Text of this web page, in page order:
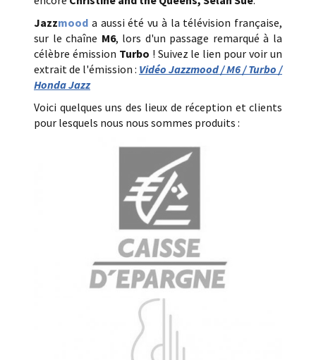
Jazzmood a aussi été vu à la télévision française,
sur le chaîne M6, lors d'un passage remarqué à la
célèbre émission Turbo ! Suivez le lien pour voir un
extrait de l'émission : Vidéo Jazzmood / M6 / Turbo /
Honda Jazz
Voici quelques uns des lieux de réception et clients
pour lesquels nous nous sommes produits :